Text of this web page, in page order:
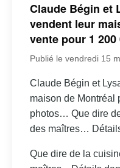
Claude Bégin et
vendent leur
vente pour 1
Publié le vendredi 15
Claude Bégin et
maison de Montréal
photos… Que dire
des maîtres…
Que dire de la